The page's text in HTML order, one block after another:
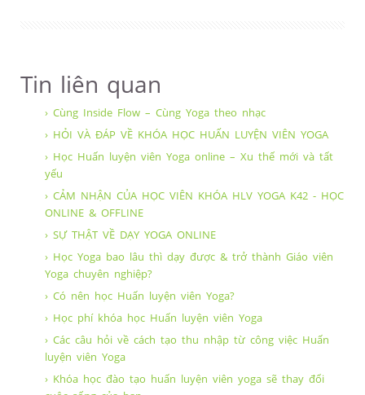
Tin liên quan
› Cùng Inside Flow – Cùng Yoga theo nhạc
› HỎI VÀ ĐÁP VỀ KHÓA HỌC HUẤN LUYỆN VIÊN YOGA
› Học Huấn luyện viên Yoga online – Xu thế mới và tất
yếu
› CẢM NHẬN CỦA HỌC VIÊN KHÓA HLV YOGA K42 - HỌC
ONLINE & OFFLINE
› SỰ THẬT VỀ DẠY YOGA ONLINE
› Học Yoga bao lâu thì dạy được & trở thành Giáo viên
Yoga chuyên nghiệp?
› Có nên học Huấn luyện viên Yoga?
› Học phí khóa học Huấn luyện viên Yoga
› Các câu hỏi về cách tạo thu nhập từ công việc Huấn
luyện viên Yoga
› Khóa học đào tạo huấn luyện viên yoga sẽ thay đổi